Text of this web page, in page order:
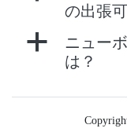
の出張
a
ニュー
は？